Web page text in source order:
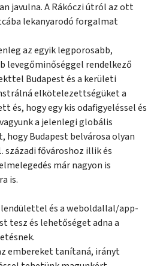
javulna. A Rákóczi útról az ott
lekanyarodó forgalmat
az egyik legporosabb,
levegőminőséggel rendelkező
Budapest és a kerületi
elkötelezettségüket a
és, hogy egy kis odafigyeléssel és
a jelenlegi globális
hogy Budapest belvárosa olyan
századi fővároshoz illik és
már nagyon is
is.
és a weboldallal/app-
tesz és lehetőséget adna a
embereket tanítaná, irányt